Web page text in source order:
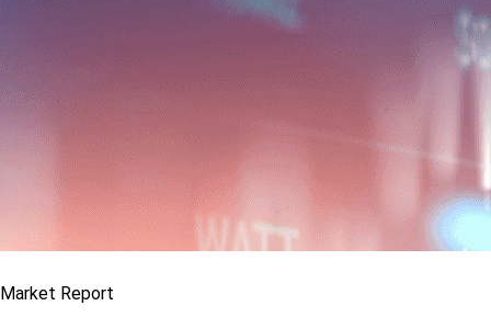
Market Report